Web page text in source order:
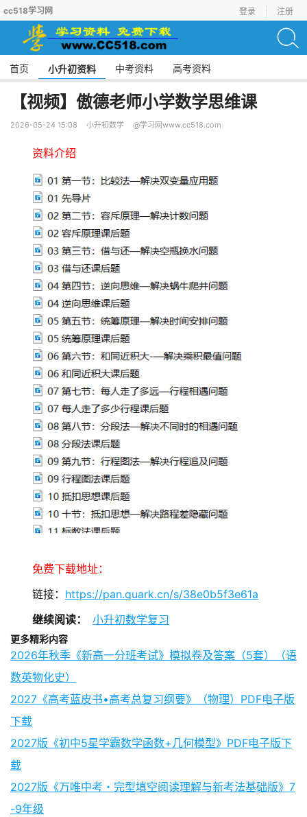
cc518学习网 登录 注册
首页 小升初资料 中考资料 高考资料
【视频】傲德老师小学数学思维课
2026-05-24 15:08 小升初数学 @学习网www.cc518.com
资料介绍
免费下载地址：
链接： https://pan.quark.cn/s/38e0b5f3e61a
继续阅读：
小升初数学复习
更多精彩内容
2026年秋季《新高一分班考试》模拟卷及答案（5套）（语
数英物化史）
2027《高考蓝皮书•高考总复习纲要》（物理）PDF电子版
下载
2027版《初中5星学霸数学函数+几何模型》PDF电子版下
载
2027版《万唯中考・完型填空阅读理解与新考法基础版》7
-9年级